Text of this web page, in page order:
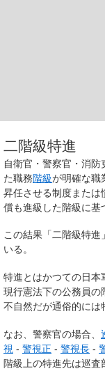
二階級特進
自衛官・警察官・消
た職務階級が明確な職
昇任させる制度または
償も進級した階級に基
この結果「二階級特
いる。
特進とはかつての日本
現行憲法下の公務員の
不自然だが通俗的には
なお、警察官の場合、
視 - 警視正 - 警視長 -
階級上の特進先は巡